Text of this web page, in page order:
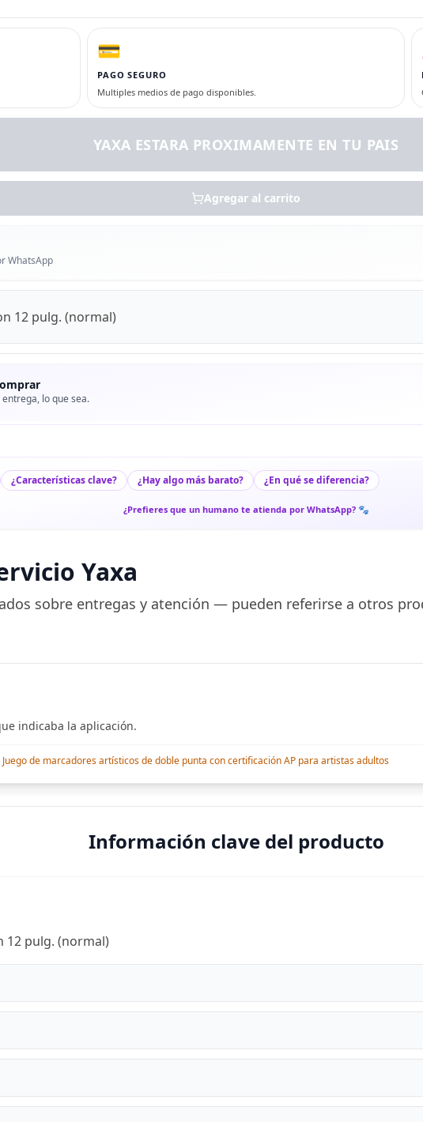
💳
PAGO SEGURO
Multiples medios de pago disponibles.
YAXA ESTARA PROXIMAMENTE EN TU PAIS
Agregar al carrito
WhatsApp
12 pulg. (normal)
lo que sea.
¿Características clave? ¿Hay algo más barato? ¿En qué se diferencia?
¿Prefieres que un humano te atienda por WhatsApp? 🐾
Yaxa
sobre entregas y atención — pueden referirse a otros
indicaba la aplicación.
de marcadores artísticos de doble punta con certificación AP para artistas adultos
Información clave del producto
12 pulg. (normal)